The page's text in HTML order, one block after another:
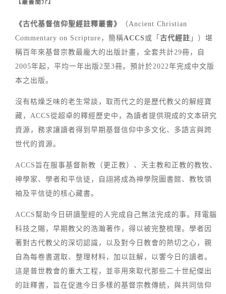
【叢書簡介】
《古代基督信仰聖經註釋叢書》
（Ancient Christian
Commentary on Scripture，簡稱ACCS 或「 古代經註 」）堪
稱百年來基督宗教最龐大的出版計畫，全套共計29冊，自
2005年起，平均一年出版2至3冊。預計於2022年完成中文版
本之出版。
沒有枯燥乏味的老生常談，取而代之的是歷代教父的解經寶
藏，ACCS從超卓的釋經歷史中，為讀者提供現成的文本研究
資源，務求讓讀者得到早期基督信仰中多文化、多語言與跨
世代的資源。
ACCS旨在服事基督新教（更正教）、天主教和正教的教牧、
神學家、學者和平信徒，自詡將成為神學院圖書館、教牧領
袖及平信徒的核心藏書。
ACCS幫助今日研讀聖經的人完成自己無法完成的事。拜電腦
科技之賜，早期教父的浩瀚著作，得以被完整梳理。學者因
著對古代教父的深切認識，以及對今日教會的熱切之心，親
自為每卷書選取、整理材料，加以註解，以饗今日的讀者。
這是普世教會的重大工程，並非用來取代那些二十世紀傑出
的註釋書，旨在促進今日多樣的基督宗教傳統，與共同信仰